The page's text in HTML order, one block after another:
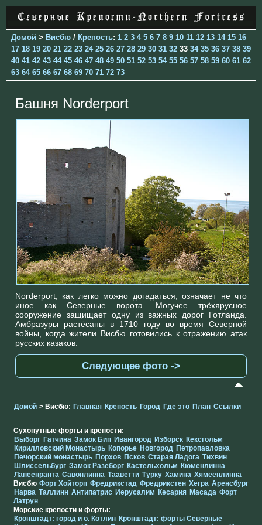
Домой > Висбю / Крепость: 1 2 3 4 5 6 7 8 9 10 11 12 13 14 15 16
17 18 19 20 21 22 23 24 25 26 27 28 29 30 31 32 33 34 35 36 37 38 39
40 41 42 43 44 45 46 47 48 49 50 51 52 53 54 55 56 57 58 59 60 61 62
63 64 65 66 67 68 69 70 71 72 73
Башня Norderport
Norderport, как легко можно догадаться, означает не что
иное как Северные ворота. Могучее трёхярусное
сооружение защищает одну из важных дорог Готланда.
Амбразуры растёсаны в 1710 году во время Северной
войны, когда жители Висбю готовились к отражению атак
русских казаков.
Следующее фото ->
Домой > Висбю: Главная Крепость Город Где это План Ссылки
Сухопутные форты и крепости:
Выборг Гатчина Замок Бип Ивангород Изборск Кексгольм
Кирилловский Монастырь Копорье Новгород Петропавловка
Печорcкий монастырь Порхов Псков Старая Ладога Тихвин
Шлиссельбург Замок Разеборг Кастельхольм Кюменлинна
Лапеенранта Савонлинна Тааветти Турку Хамина Хямеенлинна
Висбю Форт Хойторп Фредрикстад Фредрикстен Хегра Аренсбург
Нарва Таллинн Антипатрис Иерусалим Кесария Масада Форт
Латрун
Морские крепости и форты:
Кронштадт: город и о. Котлин Кронштадт: форты Северные